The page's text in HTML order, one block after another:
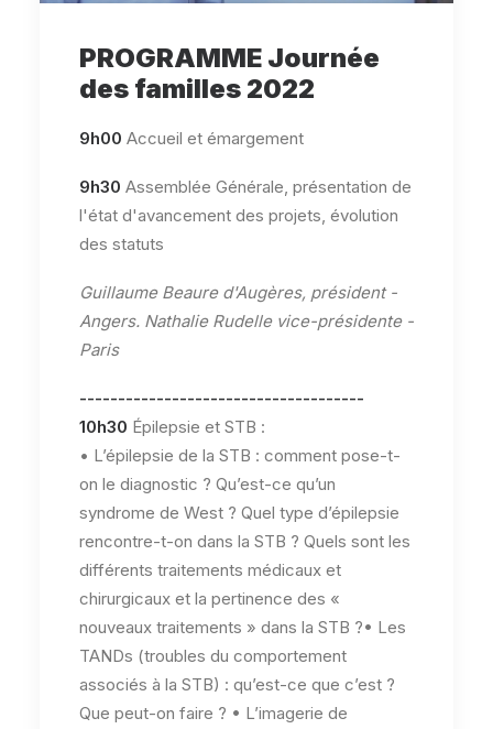
PROGRAMME Journée
des familles 2022
9h00 Accueil et émargement
9h30 Assemblée Générale, présentation de
l'état d'avancement des projets, évolution
des statuts
Guillaume Beaure d'Augères, président -
Angers. Nathalie Rudelle vice-présidente -
Paris
-------------------------------------
10h30 Épilepsie et STB :
• L’épilepsie de la STB : comment pose-t-
on le diagnostic ? Qu’est-ce qu’un
syndrome de West ? Quel type d’épilepsie
rencontre-t-on dans la STB ? Quels sont les
différents traitements médicaux et
chirurgicaux et la pertinence des «
nouveaux traitements » dans la STB ?• Les
TANDs (troubles du comportement
associés à la STB) : qu’est-ce que c’est ?
Que peut-on faire ? • L’imagerie de